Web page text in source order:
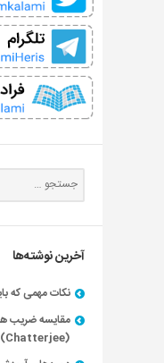
آخرین نوشته‌ها
نکات مهمی که
مقایسه ضریب
(Chatterjee)